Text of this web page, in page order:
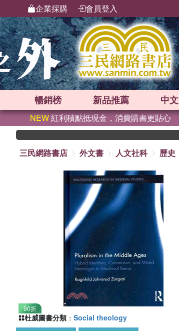
企業採購 會員登入
暢銷榜 新品推薦 中文
NEW紅利積點抵現金，消費購書更貼心
三民網路書店
外文書 人文社科 歷史
90折
杜威圖書分類 ： Social theology